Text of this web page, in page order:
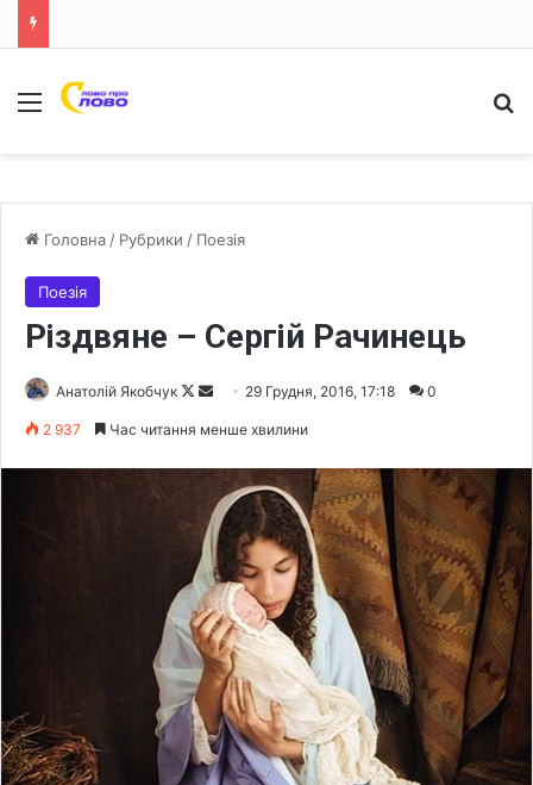
Меню
Головна / Рубрики / Поезія
Поезія
Різдвяне – Сергій Рачинець
Анатолій Якобчук
F
w
o
n
X
a
n
e
m
a
l
29 Грудня, 2016, 17:18 0
2 937 Час читання менше хвилини